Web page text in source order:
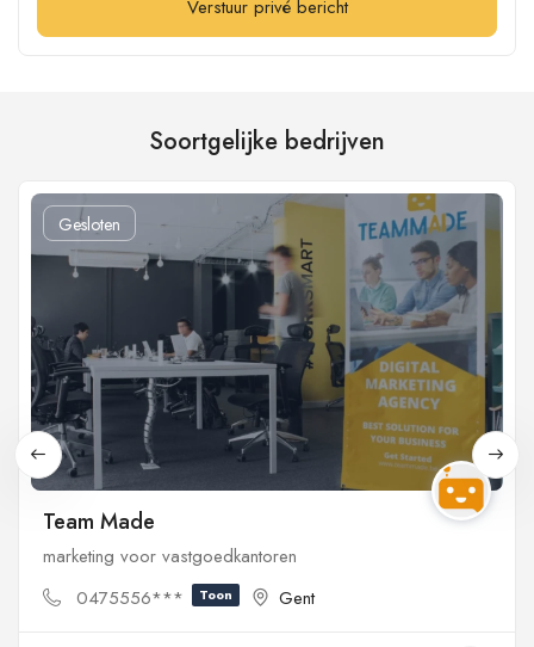
Verstuur privé bericht
Soortgelijke bedrijven
Gesloten
Team Made
marketing voor vastgoedkantoren
0475556***
Toon Gent